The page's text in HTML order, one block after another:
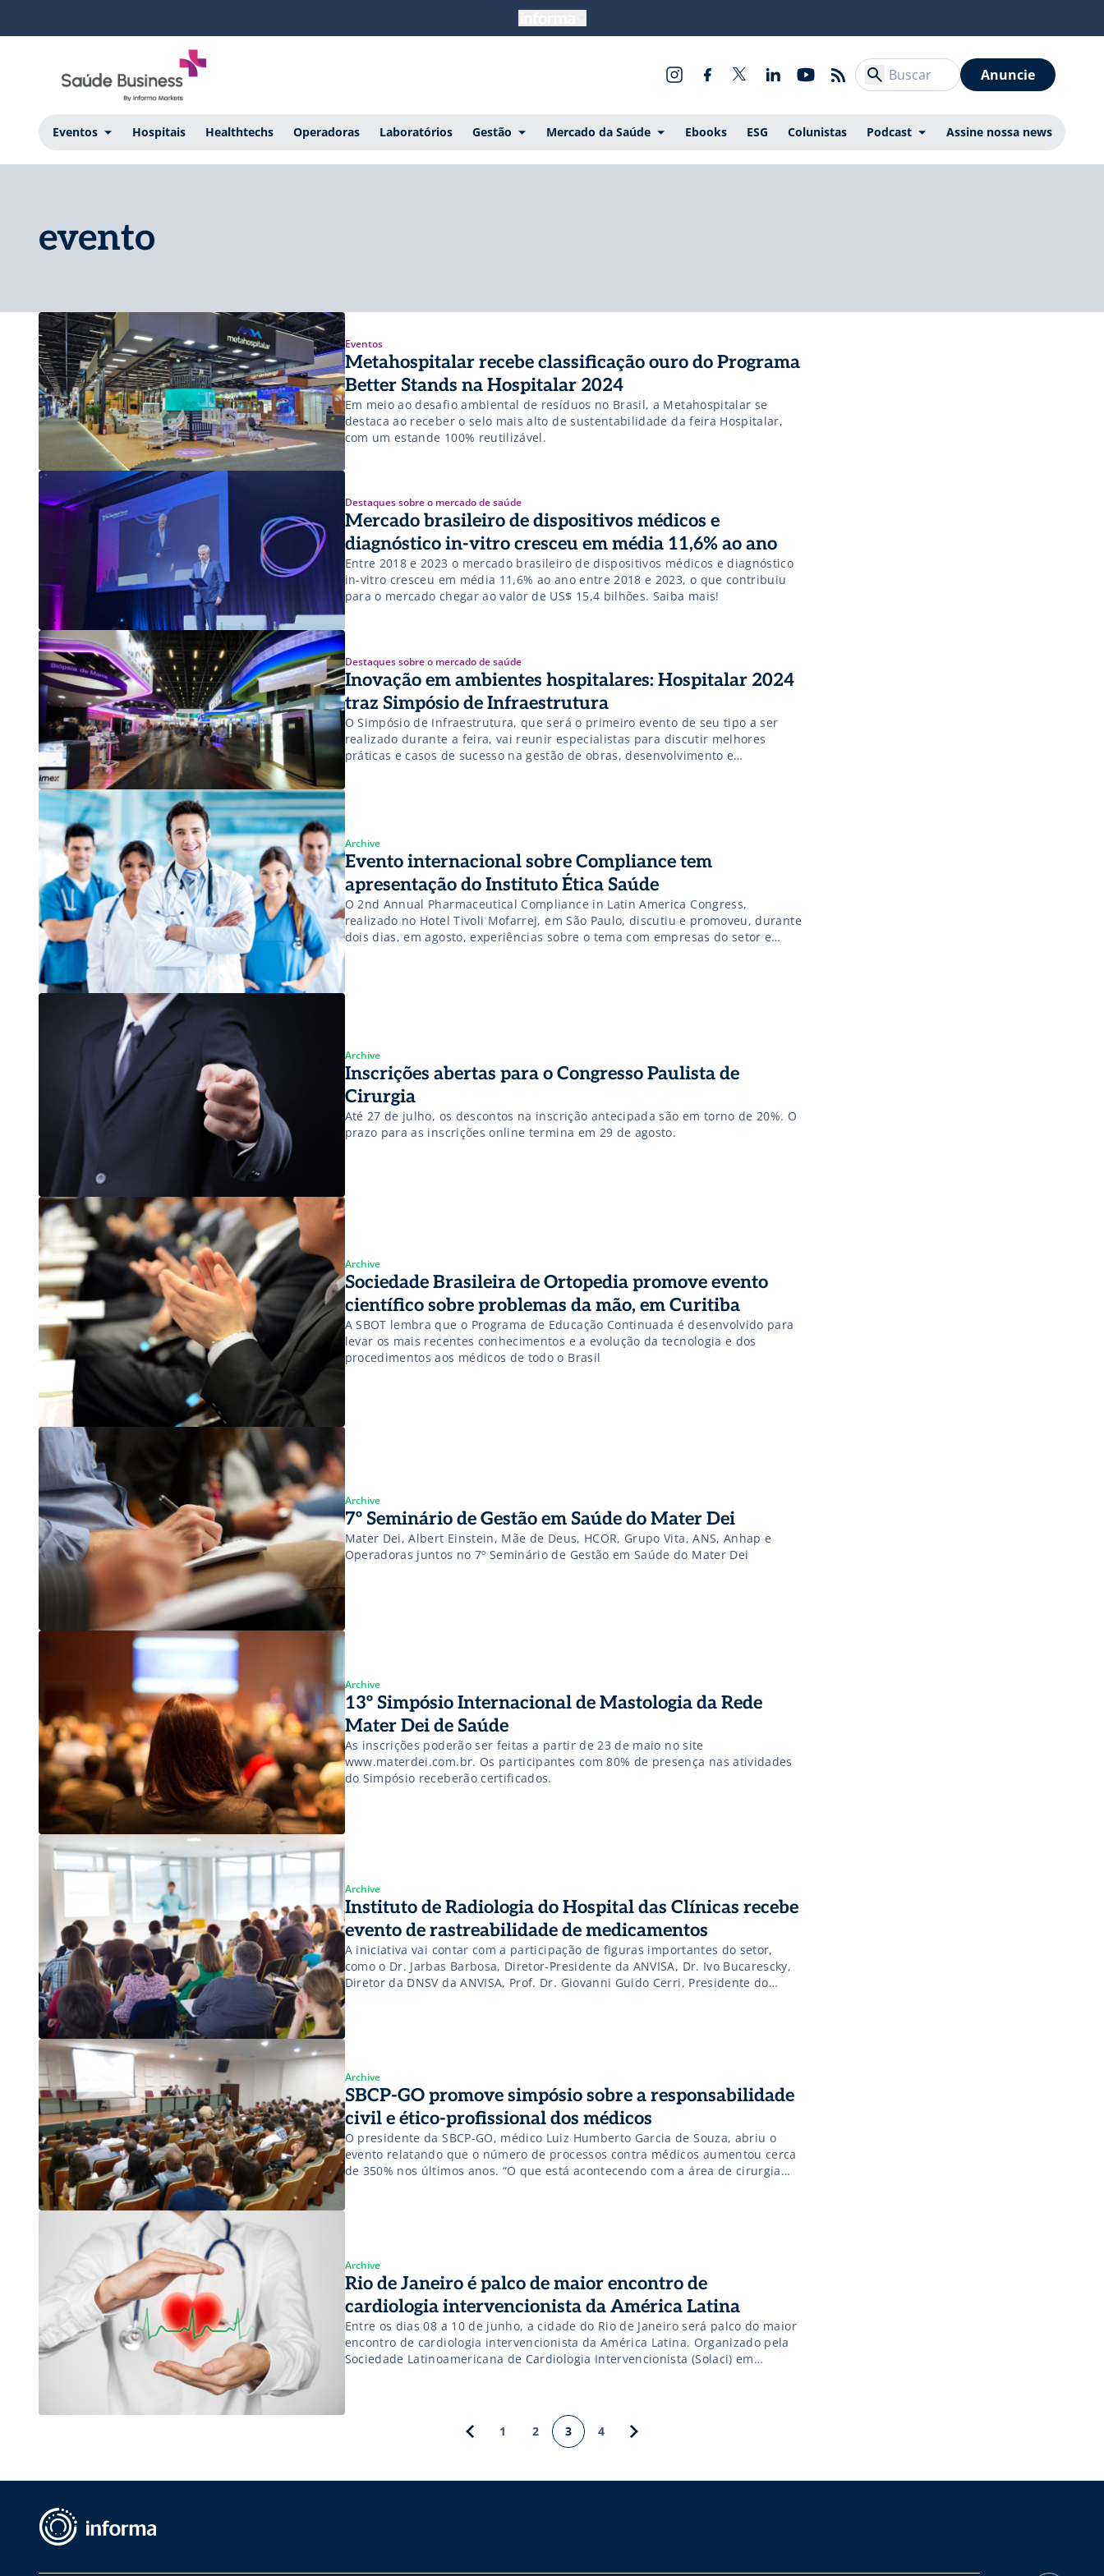
Anuncie
Eventos Hospitais Healthtechs Operadoras Laboratórios Gestão Mercado da Saúde Ebooks ESG Colunistas Podcast Assine nossa news
evento
Eventos
Metahospitalar recebe classificação ouro do Programa
Better Stands na Hospitalar 2024
Em meio ao desafio ambiental de resíduos no Brasil, a Metahospitalar se
destaca ao receber o selo mais alto de sustentabilidade da feira Hospitalar,
com um estande 100% reutilizável.
Destaques sobre o mercado de saúde
Mercado brasileiro de dispositivos médicos e
diagnóstico in-vitro cresceu em média 11,6% ao ano
Entre 2018 e 2023 o mercado brasileiro de dispositivos médicos e diagnóstico
in-vitro cresceu em média 11,6% ao ano entre 2018 e 2023, o que contribuiu
para o mercado chegar ao valor de US$ 15,4 bilhões. Saiba mais!
Destaques sobre o mercado de saúde
Inovação em ambientes hospitalares: Hospitalar 2024
traz Simpósio de Infraestrutura
O Simpósio de Infraestrutura, que será o primeiro evento de seu tipo a ser
realizado durante a feira, vai reunir especialistas para discutir melhores
práticas e casos de sucesso na gestão de obras, desenvolvimento e
Archive
Evento internacional sobre Compliance tem
apresentação do Instituto Ética Saúde
O 2nd Annual Pharmaceutical Compliance in Latin America Congress,
realizado no Hotel Tivoli Mofarrej, em São Paulo, discutiu e promoveu, durante
dois dias, em agosto, experiências sobre o tema com empresas do setor e
associações.
Archive
Inscrições abertas para o Congresso Paulista de
Cirurgia
Até 27 de julho, os descontos na inscrição antecipada são em torno de 20%. O
prazo para as inscrições online termina em 29 de agosto.
Archive
Sociedade Brasileira de Ortopedia promove evento
científico sobre problemas da mão, em Curitiba
A SBOT lembra que o Programa de Educação Continuada é desenvolvido para
levar os mais recentes conhecimentos e a evolução da tecnologia e dos
procedimentos aos médicos de todo o Brasil
Archive
7º Seminário de Gestão em Saúde do Mater Dei
Mater Dei, Albert Einstein, Mãe de Deus, HCOR, Grupo Vita, ANS, Anhap e
Operadoras juntos no 7º Seminário de Gestão em Saúde do Mater Dei
Archive
13º Simpósio Internacional de Mastologia da Rede
Mater Dei de Saúde
As inscrições poderão ser feitas a partir de 23 de maio no site
www.materdei.com.br. Os participantes com 80% de presença nas atividades
do Simpósio receberão certificados.
Archive
Instituto de Radiologia do Hospital das Clínicas recebe
evento de rastreabilidade de medicamentos
A iniciativa vai contar com a participação de figuras importantes do setor,
como o Dr. Jarbas Barbosa, Diretor-Presidente da ANVISA, Dr. Ivo Bucarescky,
Diretor da DNSV da ANVISA, Prof. Dr. Giovanni Guido Cerri, Presidente do
Conselho Diretor do Instituto de Radiologia do HCFMUSP, Dr. Vidal Melo,
Coordenador Técnico Do GAESI/USP, e Dr. Alcebíades de Mendonça Athayde
Júnior, Presidente da Libbs Farmacêutica, além de outros líderes e empresas
envolvidas com este assunto.
Archive
SBCP-GO promove simpósio sobre a responsabilidade
civil e ético-profissional dos médicos
O presidente da SBCP-GO, médico Luiz Humberto Garcia de Souza, abriu o
evento relatando que o número de processos contra médicos aumentou cerca
de 350% nos últimos anos. “O que está acontecendo com a área de cirurgia
plástica também acontece em outras especialidades da medicina”, pontuou.
Archive
Rio de Janeiro é palco de maior encontro de
cardiologia intervencionista da América Latina
Entre os dias 08 a 10 de junho, a cidade do Rio de Janeiro será palco do maior
encontro de cardiologia intervencionista da América Latina. Organizado pela
Sociedade Latinoamericana de Cardiologia Intervencionista (Solaci) em
1
2 3 4